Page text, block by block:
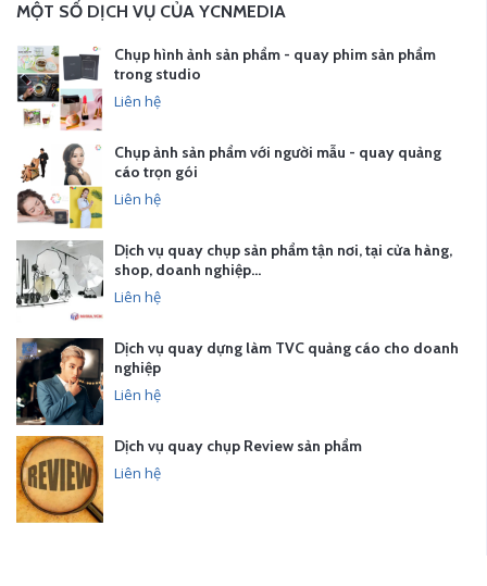
MỘT SỐ DỊCH VỤ CỦA YCNMEDIA
Chụp hình ảnh sản phẩm - quay phim sản phẩm
trong studio
Liên hệ
Chụp ảnh sản phẩm với người mẫu - quay quảng
cáo trọn gói
Liên hệ
Dịch vụ quay chụp sản phẩm tận nơi, tại cửa hàng,
shop, doanh nghiệp…
Liên hệ
Dịch vụ quay dựng làm TVC quảng cáo cho doanh
nghiệp
Liên hệ
Dịch vụ quay chụp Review sản phẩm
Liên hệ